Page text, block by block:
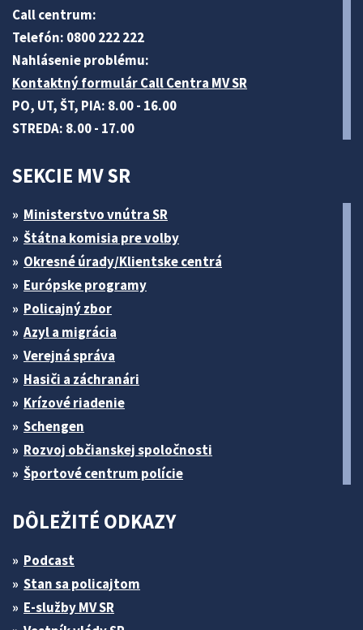
Call centrum:
Telefón: 0800 222 222
Nahlásenie problému:
Kontaktný formulár Call Centra MV SR
PO, UT, ŠT, PIA: 8.00 - 16.00
STREDA: 8.00 - 17.00
SEKCIE MV SR
Ministerstvo vnútra SR
Štátna komisia pre volby
Okresné úrady/Klientske centrá
Európske programy
Policajný zbor
Azyl a migrácia
Verejná správa
Hasiči a záchranári
Krízové riadenie
Schengen
Rozvoj občianskej spoločnosti
Športové centrum polície
DÔLEŽITÉ ODKAZY
Podcast
Stan sa policajtom
E-služby MV SR